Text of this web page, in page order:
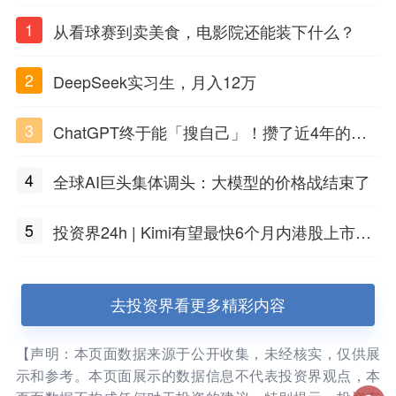
1 从看球赛到卖美食，电影院还能装下什么？
2 DeepSeek实习生，月入12万
3
ChatGPT终于能「搜自己」！攒了近4年的对
4
全球AI巨头集体调头：大模型的价格战结束了
5
投资界24h | Kimi有望最快6个月内港股上市；
去投资界看更多精彩内容
【声明：本页面数据来源于公开收集，未经核实，仅供展
示和参考。本页面展示的数据信息不代表投资界观点，本